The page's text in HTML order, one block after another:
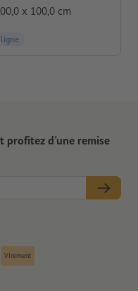
x 100,0 cm
ligne
profitez d'une remise
Virement